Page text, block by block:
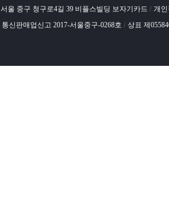
서울 중구 청구로4길 39 비플스빌딩 보자기카드 / 개
통신판매업신고 2017-서울중구-0268호 / 상표 제